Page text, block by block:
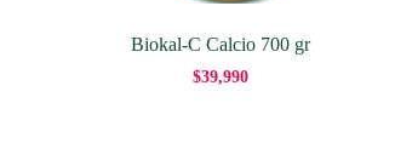
Biokal-C Calcio 700 gr
$39,990